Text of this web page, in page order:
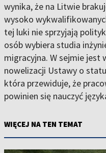
wynika, że na Litwie
wysoko
tej luki nie sprzyjają
osób wybiera studia
migracyjna. W sejmie jest
nowelizacji Ustawy o
która przewiduje, że
powinien się nauczyć
WIĘCEJ NA TEN TEMAT